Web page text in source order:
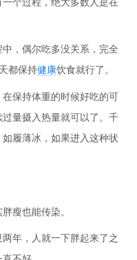
，偶尔吃多没关系，完全
都保持健康饮食就行了。
保持体重的时候好吃的可
量摄入热量就可以了。千
履薄冰，如果进入这种状
瘦也能传染。
两年，人就一下胖起来了之